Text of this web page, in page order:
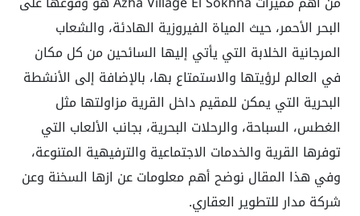
البحر الأحمر، حيث المياة الفيروزية الهادئة، والشعاب
المرجانية الخلابة التي يأتي إليها السائحين من كل مكان
في العالم لرؤيتها والاستمتاع بها، بالإضافة إلى الأنشطة
البحرية التي يمكن للمقيم داخل القرية مزاولتها مثل
الغطس، السباحة، والرحلات البحرية، بجانب الألعاب التي
توفرها القرية والخدمات الاجتماعية والترفيهية المتنوعة،
وفي هذا المقال نوضح أهم معلومات عن ازها السخنة وعن
شركة مدار للتطوير العقاري.